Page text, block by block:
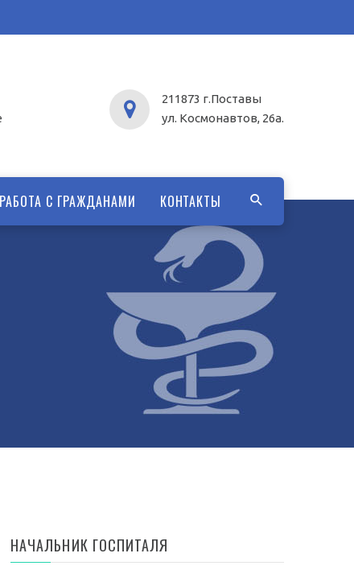
211873 г.Поставы
ул. Космонавтов, 26а.
РАБОТА С ГРАЖДАНАМИ КОНТАКТЫ
НАЧАЛЬНИК ГОСПИТАЛЯ